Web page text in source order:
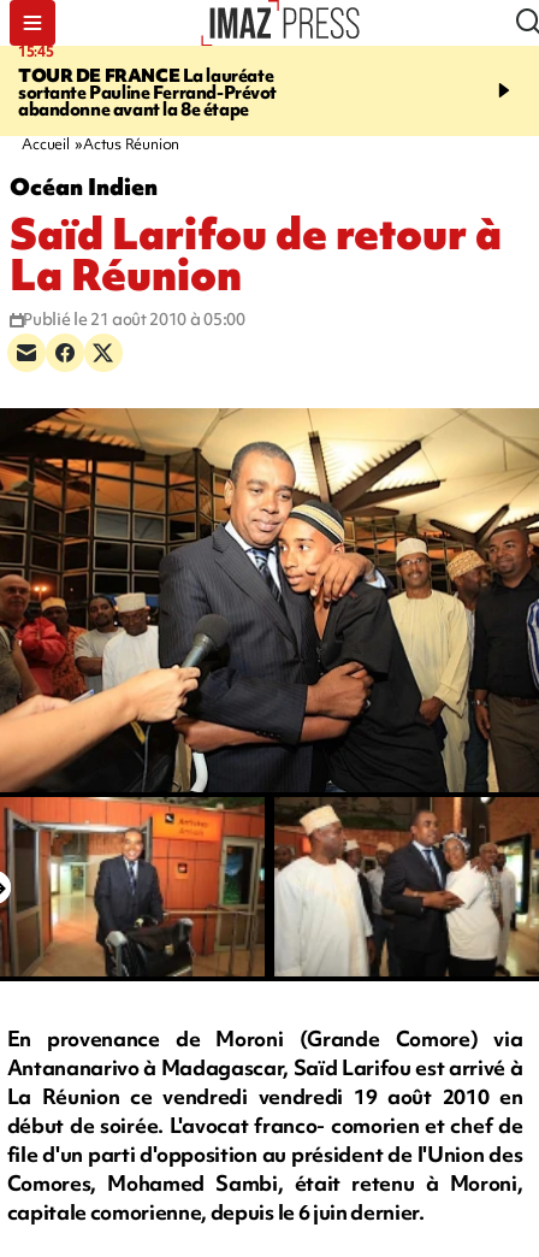
15:45
TOUR DE FRANCELa lauréate
sortante Pauline Ferrand-Prévot
abandonne avant la 8e étape
20:17
routière, concours de
Accueil Actus Réunion
Océan Indien
Saïd Larifou de retour à
La Réunion
Publié le 21 août 2010 à 05:00
En provenance de Moroni (Grande Comore) via
Antananarivo à Madagascar, Saïd Larifou est arrivé à
La Réunion ce vendredi vendredi 19 août 2010 en
début de soirée. L'avocat franco- comorien et chef de
file d'un parti d'opposition au président de l'Union des
Comores, Mohamed Sambi, était retenu à Moroni,
capitale comorienne, depuis le 6 juin dernier.